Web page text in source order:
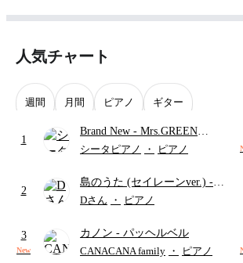
人気チャート
週間 月間 ピアノ ギター
1
Brand New - Mrs.GREEN
APPLE
シータピアノ ・ ピアノ
2
島のうた (セイレーンver.) -
セイレーン(CV.鈴木みのり)
ード・ペダル付き/『映画ちい
かわ 人魚の島のひみつ』よ
Dさん ・ ピアノ
3
New
カノン - パッヘルベル
CANACANA family ・ ピアノ